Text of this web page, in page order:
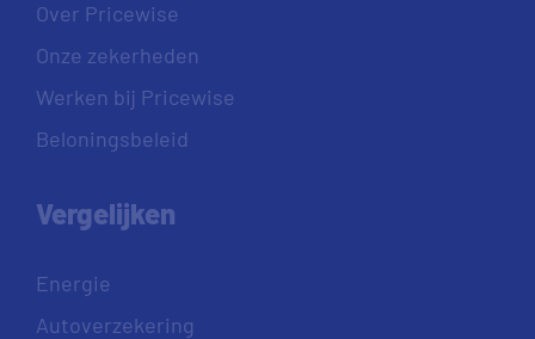
Over Pricewise
Onze zekerheden
Werken bij Pricewise
Beloningsbeleid
Vergelijken
Energie
Autoverzekering